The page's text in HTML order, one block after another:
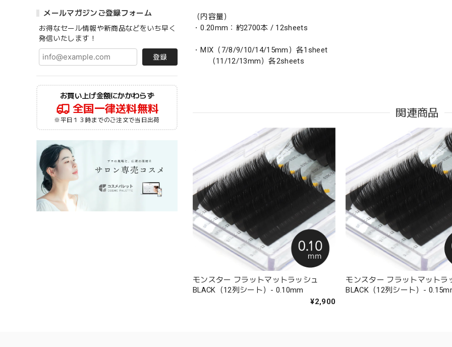
メールマガジンご登録フォーム
お得なセール情報や新商品などをいち早く
発信いたします！
登録
お買い上げ金額にかかわらず
全国一律送料無料
※平日１３時までのご注文で当日出荷
（内容量）
・0.20mm：約2700本 / 12sheets
・MIX（7/8/9/10/14/15mm）各1sheet
（11/12/13mm）各2sheets
関連商品
モンスター フラットマットラッシュ
BLACK（12列シート）- 0.10mm
¥2,900
モンスター フラットマットラ
BLACK（12列シート）-